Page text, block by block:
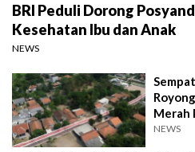
BRI Peduli Dorong
Kesehatan Ibu dan Anak
NEWS
Merah
NEWS